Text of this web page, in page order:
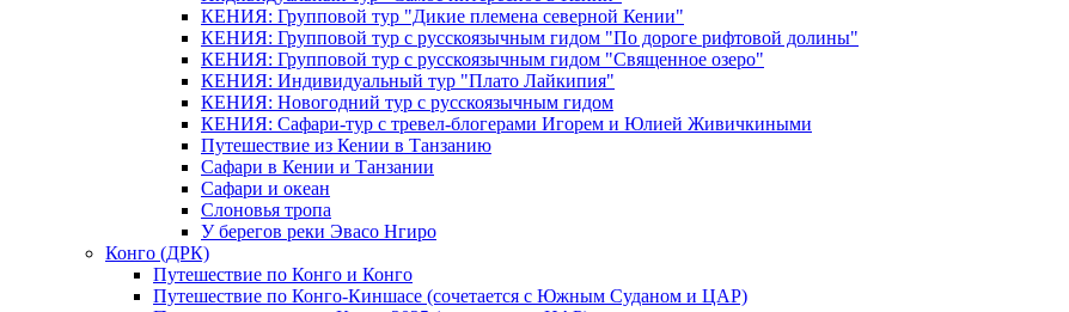
КЕНИЯ: Групповой тур "Дикие племена северной Кении"
КЕНИЯ: Групповой тур с русскоязычным гидом "По дороге рифтовой долины"
КЕНИЯ: Групповой тур с русскоязычным гидом "Священное озеро"
КЕНИЯ: Индивидуальный тур "Плато Лайкипия"
КЕНИЯ: Новогодний тур с русскоязычным гидом
КЕНИЯ: Сафари-тур с тревел-блогерами Игорем и Юлией Живичкиными
Путешествие из Кении в Танзанию
Сафари в Кении и Танзании
Сафари и океан
Слоновья тропа
У берегов реки Эвасо Нгиро
Конго (ДРК)
Путешествие по Конго и Конго
Путешествие по Конго-Киншасе (сочетается с Южным Суданом и ЦАР)